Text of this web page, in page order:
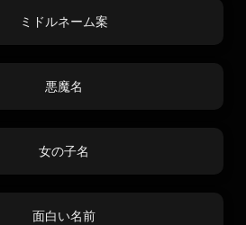
ミドルネーム案
悪魔名
女の子名
面白い名前